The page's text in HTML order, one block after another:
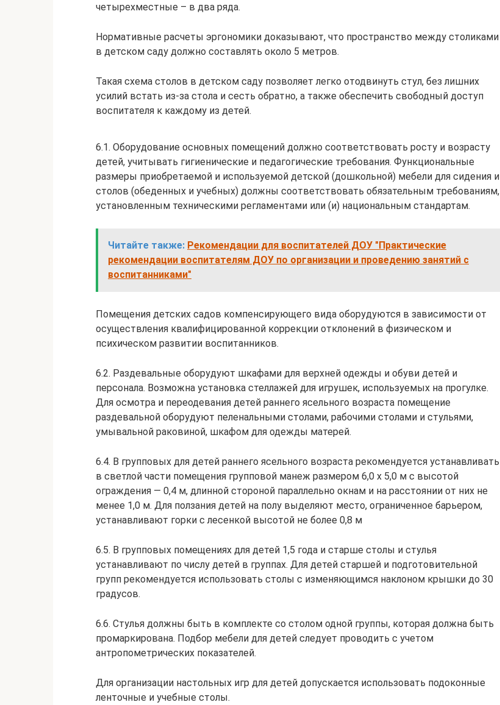
четырехместные – в два ряда.
Нормативные расчеты эргономики доказывают, что пространство между столиками
в детском саду должно составлять около 5 метров.
Такая схема столов в детском саду позволяет легко отодвинуть стул, без лишних
усилий встать из-за стола и сесть обратно, а также обеспечить свободный доступ
воспитателя к каждому из детей.
6.1. Оборудование основных помещений должно соответствовать росту и возрасту
детей, учитывать гигиенические и педагогические требования. Функциональные
размеры приобретаемой и используемой детской (дошкольной) мебели для сидения и
столов (обеденных и учебных) должны соответствовать обязательным требованиям,
установленным техническими регламентами или (и) национальным стандартам.
Читайте также: Рекомендации для воспитателей ДОУ "Практические
рекомендации воспитателям ДОУ по организации и проведению занятий с
воспитанниками"
Помещения детских садов компенсирующего вида оборудуются в зависимости от
осуществления квалифицированной коррекции отклонений в физическом и
психическом развитии воспитанников.
6.2. Раздевальные оборудуют шкафами для верхней одежды и обуви детей и
персонала. Возможна установка стеллажей для игрушек, используемых на прогулке.
Для осмотра и переодевания детей раннего ясельного возраста помещение
раздевальной оборудуют пеленальными столами, рабочими столами и стульями,
умывальной раковиной, шкафом для одежды матерей.
6.4. В групповых для детей раннего ясельного возраста рекомендуется устанавливать
в светлой части помещения групповой манеж размером 6,0 x 5,0 м с высотой
ограждения — 0,4 м, длинной стороной параллельно окнам и на расстоянии от них не
менее 1,0 м. Для ползания детей на полу выделяют место, ограниченное барьером,
устанавливают горки с лесенкой высотой не более 0,8 м
6.5. В групповых помещениях для детей 1,5 года и старше столы и стулья
устанавливают по числу детей в группах. Для детей старшей и подготовительной
групп рекомендуется использовать столы с изменяющимся наклоном крышки до 30
градусов.
6.6. Стулья должны быть в комплекте со столом одной группы, которая должна быть
промаркирована. Подбор мебели для детей следует проводить с учетом
антропометрических показателей.
Для организации настольных игр для детей допускается использовать подоконные
ленточные и учебные столы.